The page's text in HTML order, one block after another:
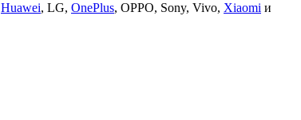
Huawei, LG, OnePlus, OPPO, Sony, Vivo, Xiaomi и